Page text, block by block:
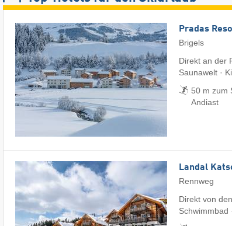
Pradas
Brigels
Direkt an der
Saunawelt ·
50 m zum
Andiast
Landal
Rennweg
Direkt von
Schwimmbad ·